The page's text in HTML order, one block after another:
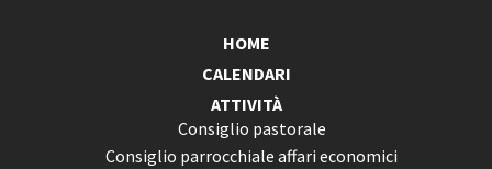
HOME
CALENDARI
ATTIVITÀ
Consiglio pastorale
Consiglio parrocchiale affari economici